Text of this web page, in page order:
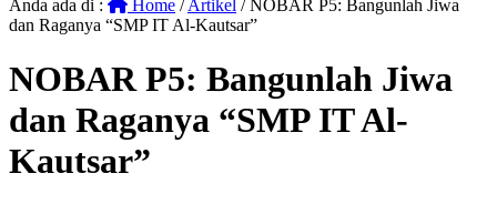
Anda ada di :
Home /Artikel /NOBAR P5: Bangunlah Jiwa
dan Raganya “SMP IT Al-Kautsar”
NOBAR P5: Bangunlah Jiwa
dan Raganya “SMP IT Al-
Kautsar”